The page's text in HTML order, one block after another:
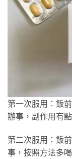
第一次服用：飯
辦事，副作用有
第二次服用：飯
事，按照方法多